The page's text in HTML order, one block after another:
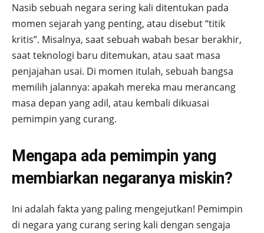
Nasib sebuah negara sering kali ditentukan pada
momen sejarah yang penting, atau disebut “titik
kritis”. Misalnya, saat sebuah wabah besar berakhir,
saat teknologi baru ditemukan, atau saat masa
penjajahan usai. Di momen itulah, sebuah bangsa
memilih jalannya: apakah mereka mau merancang
masa depan yang adil, atau kembali dikuasai
pemimpin yang curang.
Mengapa ada pemimpin yang
membiarkan negaranya miskin?
Ini adalah fakta yang paling mengejutkan! Pemimpin
di negara yang curang sering kali dengan sengaja